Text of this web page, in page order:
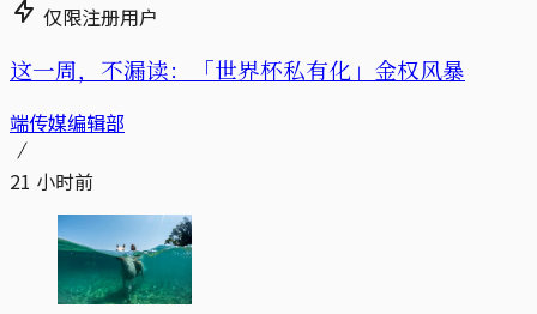
仅限注册用户
这一周，不漏读：「世界杯私有化」金权风暴
端传媒编辑部
21 小时前